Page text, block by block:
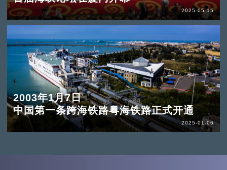
2025-05-15
2003年1月7日
中国第一条跨海铁路粤海铁路正式开通
2025-01-06